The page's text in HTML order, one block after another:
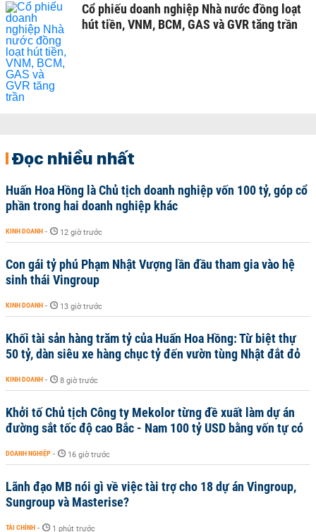
Cổ phiếu doanh nghiệp Nhà nước đồng loạt
hút tiền, VNM, BCM, GAS và GVR tăng trần
Đọc nhiều nhất
Huấn Hoa Hồng là Chủ tịch doanh nghiệp vốn 100 tỷ, góp cổ
phần trong hai doanh nghiệp khác
KINH DOANH - 12 giờ trước
Con gái tỷ phú Phạm Nhật Vượng lần đầu tham gia vào hệ
sinh thái Vingroup
KINH DOANH - 13 giờ trước
Khối tài sản hàng trăm tỷ của Huấn Hoa Hồng: Từ biệt thự
50 tỷ, dàn siêu xe hàng chục tỷ đến vườn tùng Nhật đắt đỏ
KINH DOANH - 8 giờ trước
Khởi tố Chủ tịch Công ty Mekolor từng đề xuất làm dự án
đường sắt tốc độ cao Bắc - Nam 100 tỷ USD bằng vốn tự có
DOANH NGHIỆP - 16 giờ trước
Lãnh đạo MB nói gì về việc tài trợ cho 18 dự án Vingroup,
Sungroup và Masterise?
TÀI CHÍNH - 1 phút trước